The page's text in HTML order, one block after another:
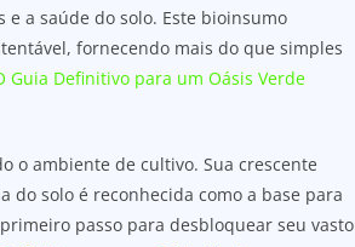
a saúde do solo. Este bioinsumo
fornecendo mais do que simples
Guia Definitivo para um Oásis Verde
o ambiente de cultivo. Sua crescente
solo é reconhecida como a base para
passo para desbloquear seu vasto